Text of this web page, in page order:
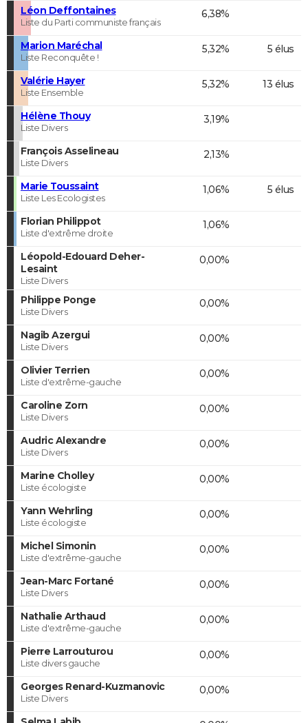
Léon Deffontaines
Liste du Parti communiste français
6,38%
Marion Maréchal
Liste Reconquête !
5,32% 5 élus
Valérie Hayer
Liste Ensemble
5,32% 13 élus
Hélène Thouy
Liste Divers
3,19%
François Asselineau
Liste Divers
2,13%
Marie Toussaint
Liste Les Ecologistes
1,06% 5 élus
Florian Philippot
Liste d'extrême droite
1,06%
Léopold-Edouard Deher-
Lesaint
Liste Divers
0,00%
Philippe Ponge
Liste Divers
0,00%
Nagib Azergui
Liste Divers
0,00%
Olivier Terrien
Liste d'extrême-gauche
0,00%
Caroline Zorn
Liste Divers
0,00%
Audric Alexandre
Liste Divers
0,00%
Marine Cholley
Liste écologiste
0,00%
Yann Wehrling
Liste écologiste
0,00%
Michel Simonin
Liste d'extrême-gauche
0,00%
Jean-Marc Fortané
Liste Divers
0,00%
Nathalie Arthaud
Liste d'extrême-gauche
0,00%
Pierre Larrouturou
Liste divers gauche
0,00%
Georges Renard-Kuzmanovic
Liste Divers
0,00%